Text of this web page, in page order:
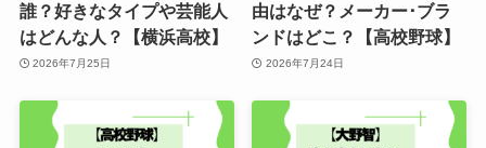
誰？好きなタイプや芸能人
はどんな人？【横浜高校】
2026年7月25日
由はなぜ？メーカー･ブラ
ンドはどこ？【高校野球】
2026年7月24日